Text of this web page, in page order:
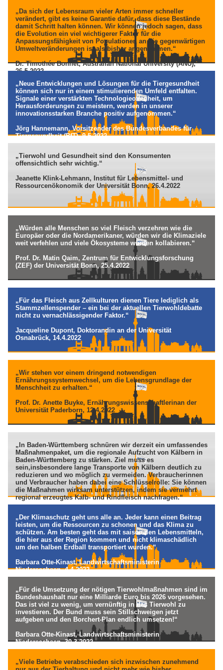
„Da sich der Lebensraum vieler Arten immer schneller
verändert, gibt es keine Garantie dafür, dass diese Bestände
damit Schritt halten können. Wir können jedoch sagen, dass
die Evolution ein viel wichtigerer Faktor für die
Anpassungsfähigkeit von Populationen an die gegenwärtigen
Umweltveränderungen ist als bisher angenommen.“
Dr. Timothée Bonnet, Australian National University (ANU),
26.5.2022
„Neue Entwicklungen und Lösungen für die Tiergesundheit
können sich nur in einem stimulierenden Umfeld entfalten.
Signale einer verstärkten Technologieoffenheit, um
Herausforderungen zu meistern, werden in unserer
innovationsstarken Branche positiv aufgenommen.“
Jörg Hannemann, Vorsitzender des Bundesverbandes für
Tiergesundheit (BfT), 9.5.2022
„Tierwohl und Gesundheit sind den Konsumenten
offensichtlich sehr wichtig.“
Jeanette Klink-Lehmann, Institut für Lebensmittel- und
Ressourcenökonomik der Universität Bonn, 26.4.2022
„Würden alle Menschen so viel Fleisch verzehren wie die
Europäer oder die Nordamerikaner, würden wir die Klimaziele
weit verfehlen und viele Ökosysteme würden kollabieren.“
Prof. Dr. Matin Qaim, Zentrum für Entwicklungsforschung
(ZEF) der Universität Bonn, 25.4.2022
„Für das Fleisch aus Zellkulturen dienen Tiere lediglich als
Stammzellenspender – ein bei der aktuellen Tierwohldebatte
nicht zu vernachlässigender Faktor.“
Jacqueline Dupont, Doktorandin an der Universität
Osnabrück, 14.4.2022
„Wir stehen vor einem dringend notwendigen
Ernährungssystemwechsel, um die Lebensgrundlage der
Menschheit zu erhalten.“
Prof. Dr. Anette Buyke, Ernährungswissenschaftlerinan der
Universität Paderborn, 12.4.2022
„In Baden-Württemberg schnüren wir derzeit ein umfassendes
Maßnahmenpaket, um die regionale Aufzucht von Kälbern in
Baden-Württemberg zu stärken. Ziel muss es
sein,insbesondere lange Transporte von Kälbern deutlich zu
reduzieren und wo möglich zu vermeiden. Verbraucherinnen
und Verbraucher haben dabei eine Schlüsselrolle: Sie können
die Maßnahmen wirksam unterstützen, indem sie vermehrt
regional erzeugtes Kalb- und Rindfleisch nachfragen.“
7.4.2022
„Der Klimaschutz geht uns alle an. Jeder kann einen Beitrag
leisten, um die Ressourcen zu schonen und das Klima zu
schützen. Am besten geht das mit saisonalen Lebensmitteln,
die hier aus der Region kommen und nicht klimaschädlich
um den halben Erdball transportiert wurden.“
Barbara Otte-Kinast, Landwirtschaftsministerin
Niedersachsen, 4.4.2022
„Für die Umsetzung der nötigen Tierwohlmaßnahmen sind im
Bundeshaushalt nur eine Milliarde Euro bis 2026 vorgesehen.
Das ist viel zu wenig, um vernünftig in das Tierwohl zu
investieren. Der Bund muss sein Stillschweigen jetzt
aufgeben und den Borchert-Plan endlich umsetzen!“
Barbara Otte-Kinast, Landwirtschaftsministerin
Niedersachsen, 30.3.2022
„Viele Betriebe verabschieden sich inzwischen zunehmend